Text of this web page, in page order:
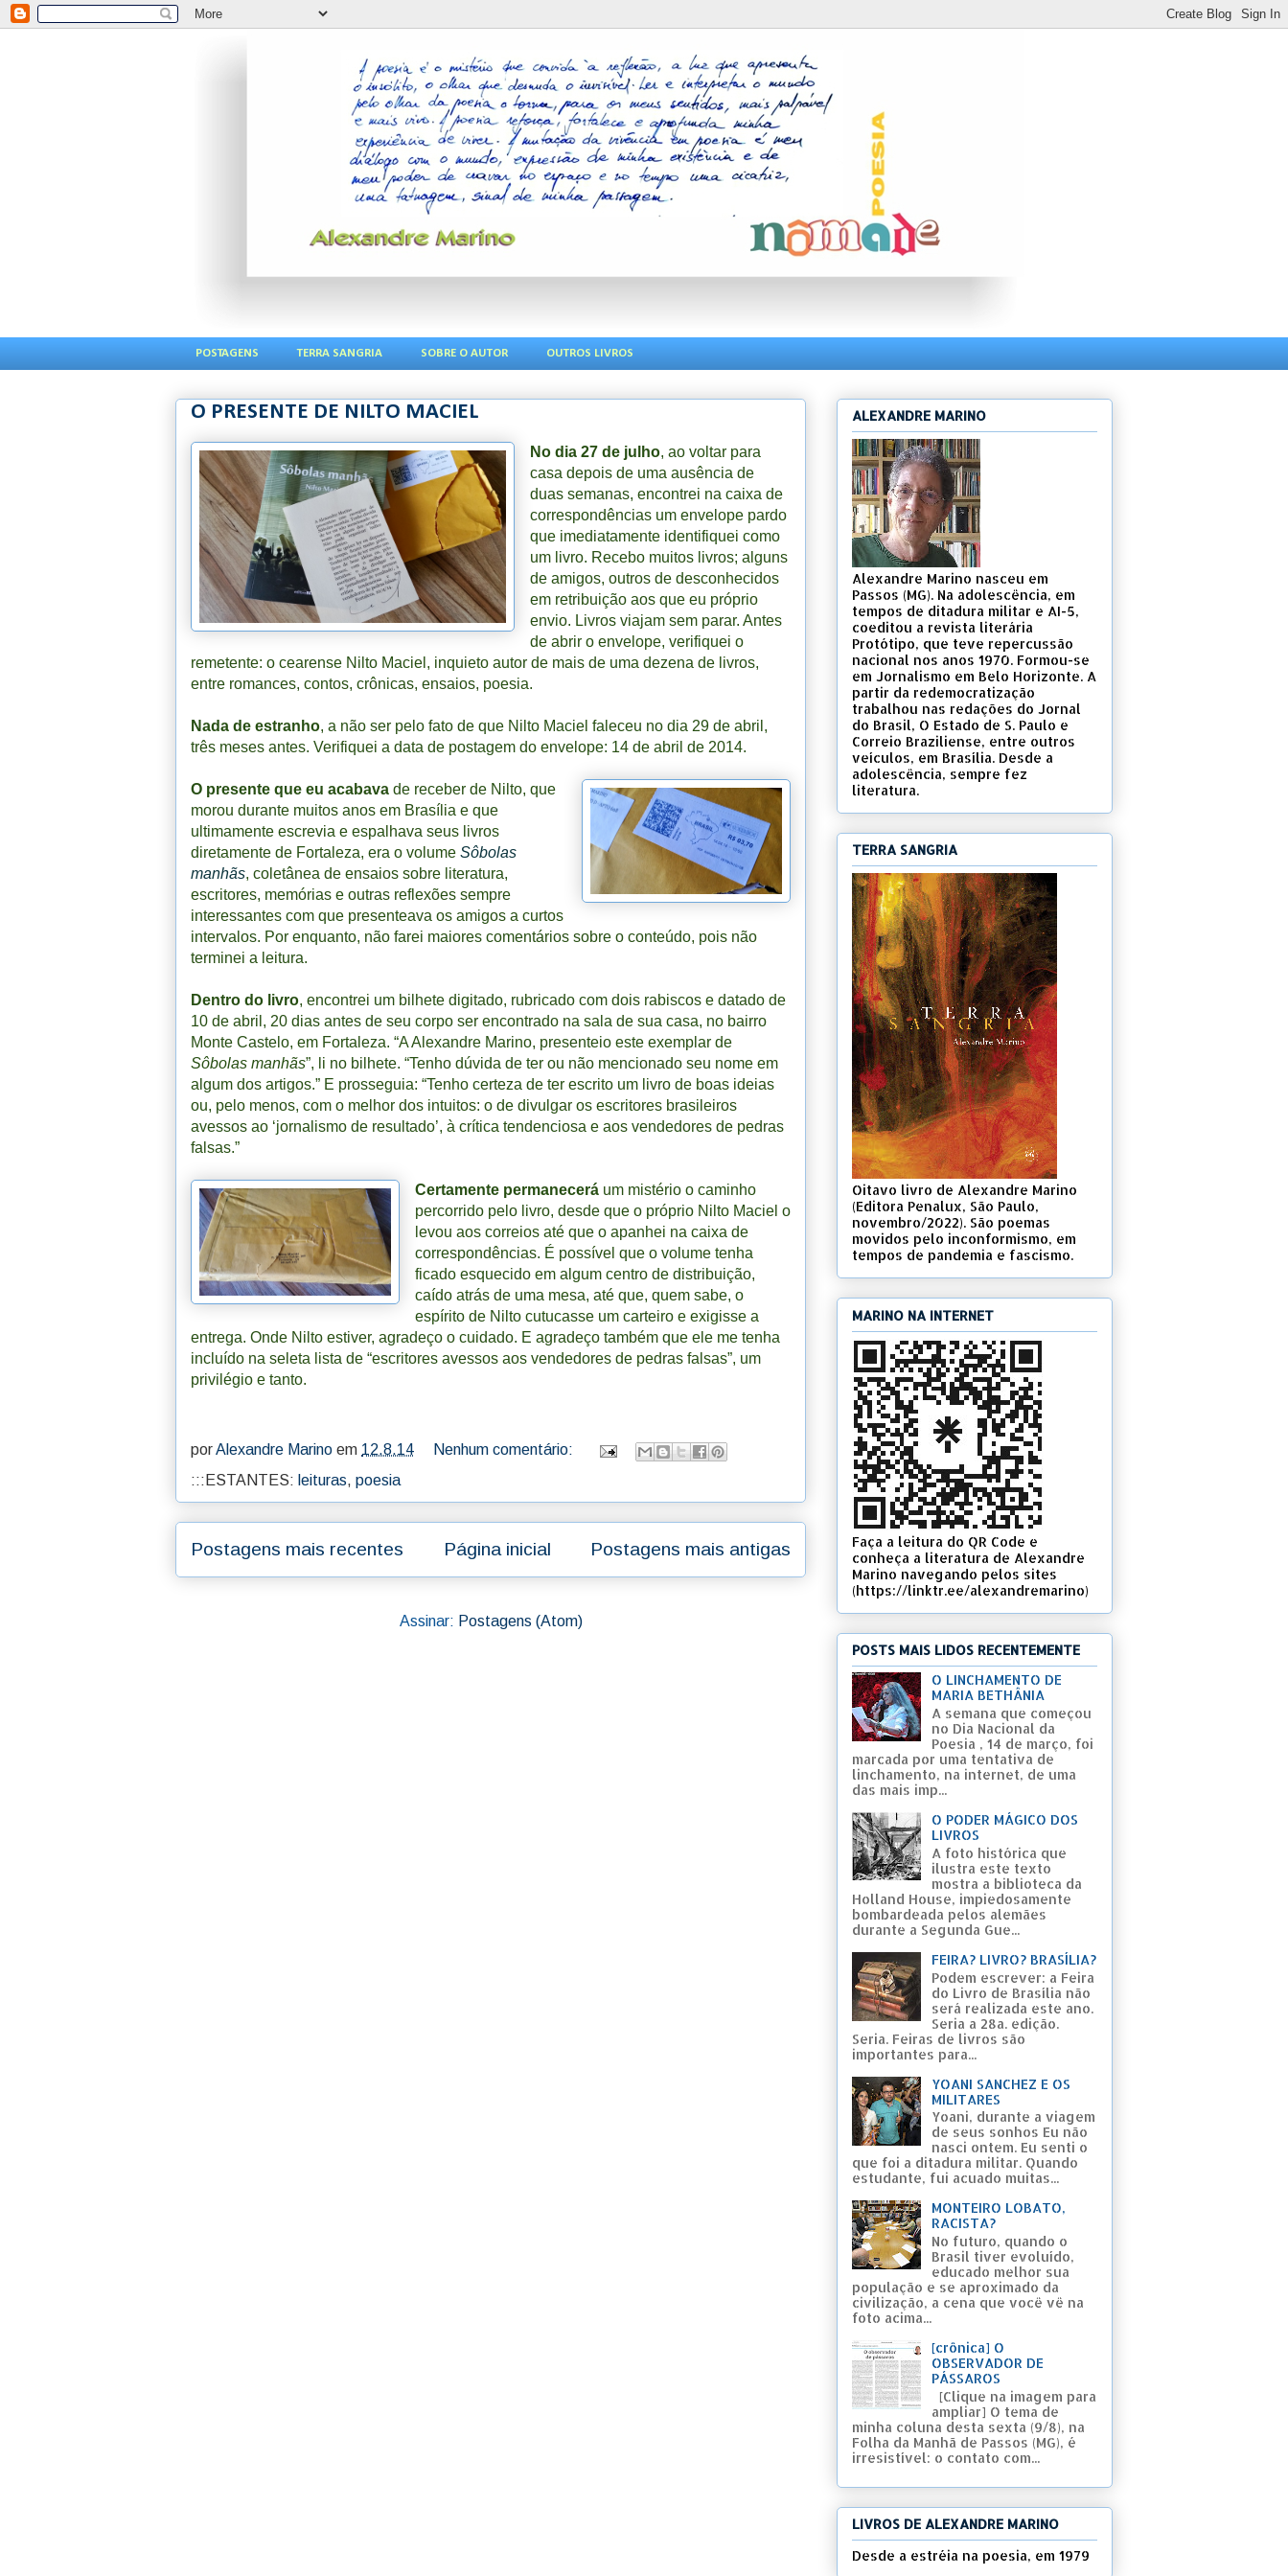
POSTAGENS TERRA SANGRIA SOBRE O AUTOR OUTROS LIVROS
O PRESENTE DE NILTO MACIEL
No dia 27 de julho, ao voltar para
casa depois de uma ausência de
duas semanas, encontrei na caixa de
correspondências um envelope pardo
que imediatamente identifiquei como
um livro. Recebo muitos livros; alguns
de amigos, outros de desconhecidos
em retribuição aos que eu próprio
envio. Livros viajam sem parar. Antes
de abrir o envelope, verifiquei o
remetente: o cearense Nilto Maciel, inquieto autor de mais de uma dezena de livros,
entre romances, contos, crônicas, ensaios, poesia.
Nada de estranho, a não ser pelo fato de que Nilto Maciel faleceu no dia 29 de abril,
três meses antes. Verifiquei a data de postagem do envelope: 14 de abril de 2014.
O presente que eu acabava de receber de Nilto, que
morou durante muitos anos em Brasília e que
ultimamente escrevia e espalhava seus livros
diretamente de Fortaleza, era o volume Sôbolas
manhãs, coletânea de ensaios sobre literatura,
escritores, memórias e outras reflexões sempre
interessantes com que presenteava os amigos a curtos
intervalos. Por enquanto, não farei maiores comentários sobre o conteúdo, pois não
terminei a leitura.
Dentro do livro, encontrei um bilhete digitado, rubricado com dois rabiscos e datado de
10 de abril, 20 dias antes de seu corpo ser encontrado na sala de sua casa, no bairro
Monte Castelo, em Fortaleza. “A Alexandre Marino, presenteio este exemplar de
Sôbolas manhãs”, li no bilhete. “Tenho dúvida de ter ou não mencionado seu nome em
algum dos artigos.” E prosseguia: “Tenho certeza de ter escrito um livro de boas ideias
ou, pelo menos, com o melhor dos intuitos: o de divulgar os escritores brasileiros
avessos ao ‘jornalismo de resultado’, à crítica tendenciosa e aos vendedores de pedras
falsas.”
Certamente permanecerá um mistério o caminho
percorrido pelo livro, desde que o próprio Nilto Maciel o
levou aos correios até que o apanhei na caixa de
correspondências. É possível que o volume tenha
ficado esquecido em algum centro de distribuição,
caído atrás de uma mesa, até que, quem sabe, o
espírito de Nilto cutucasse um carteiro e exigisse a
entrega. Onde Nilto estiver, agradeço o cuidado. E agradeço também que ele me tenha
incluído na seleta lista de “escritores avessos aos vendedores de pedras falsas”, um
privilégio e tanto.
porAlexandre Marino em 12.8.14
Nenhum comentário:
:::ESTANTES: leituras, poesia
Postagens mais recentes Postagens mais antigas
Página inicial
Assinar: Postagens (Atom)
ALEXANDRE MARINO
Alexandre Marino nasceu em
Passos (MG). Na adolescência, em
tempos de ditadura militar e AI-5,
coeditou a revista literária
Protótipo, que teve repercussão
nacional nos anos 1970. Formou-se
em Jornalismo em Belo Horizonte. A
partir da redemocratização
trabalhou nas redações do Jornal
do Brasil, O Estado de S. Paulo e
Correio Braziliense, entre outros
veículos, em Brasília. Desde a
adolescência, sempre fez
literatura.
TERRA SANGRIA
Oitavo livro de Alexandre Marino
(Editora Penalux, São Paulo,
novembro/2022). São poemas
movidos pelo inconformismo, em
tempos de pandemia e fascismo.
MARINO NA INTERNET
Faça a leitura do QR Code e
conheça a literatura de Alexandre
Marino navegando pelos sites
(https://linktr.ee/alexandremarino)
POSTS MAIS LIDOS RECENTEMENTE
O LINCHAMENTO DE
MARIA BETHÂNIA
A semana que começou
no Dia Nacional da
Poesia , 14 de março, foi
marcada por uma tentativa de
linchamento, na internet, de uma
das mais imp...
O PODER MÁGICO DOS
LIVROS
A foto histórica que
ilustra este texto
mostra a biblioteca da
Holland House, impiedosamente
bombardeada pelos alemães
durante a Segunda Gue...
FEIRA? LIVRO? BRASÍLIA?
Podem escrever: a Feira
do Livro de Brasília não
será realizada este ano.
Seria a 28a. edição.
Seria. Feiras de livros são
importantes para...
YOANI SANCHEZ E OS
MILITARES
Yoani, durante a viagem
de seus sonhos Eu não
nasci ontem. Eu senti o
que foi a ditadura militar. Quando
estudante, fui acuado muitas...
MONTEIRO LOBATO,
RACISTA?
No futuro, quando o
Brasil tiver evoluído,
educado melhor sua
população e se aproximado da
civilização, a cena que você vê na
foto acima...
[crônica] O
OBSERVADOR DE
PÁSSAROS
[Clique na imagem para
ampliar] O tema de
minha coluna desta sexta (9/8), na
Folha da Manhã de Passos (MG), é
irresistível: o contato com...
LIVROS DE ALEXANDRE MARINO
Desde a estréia na poesia, em 1979